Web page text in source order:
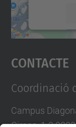
Contacte
Coordinació
Campus